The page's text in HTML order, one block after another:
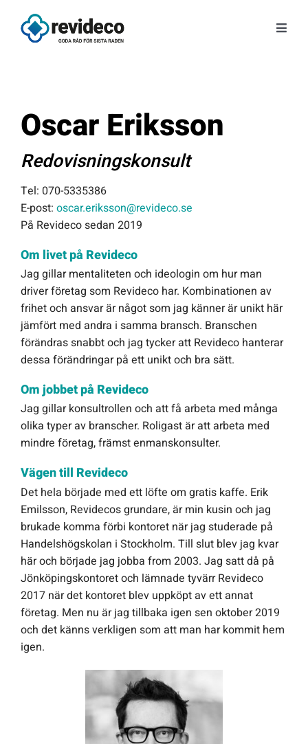
innehållet
Om oss
Tips & Nyheter
Gratis kunskap
Kontakt
Fråga Astrid
Offert Direkt
Logga in
Oscar Eriksson
Redovisningskonsult
Tel: 070-5335386
E-post: oscar.eriksson@revideco.se
På Revideco sedan 2019
Om livet på Revideco
Jag gillar mentaliteten och ideologin om hur man
driver företag som Revideco har. Kombinationen av
frihet och ansvar är något som jag känner är unikt här
jämfört med andra i samma bransch. Branschen
förändras snabbt och jag tycker att Revideco hanterar
dessa förändringar på ett unikt och bra sätt.
Om jobbet på Revideco
Jag gillar konsultrollen och att få arbeta med många
olika typer av branscher. Roligast är att arbeta med
mindre företag, främst enmanskonsulter.
Vägen till Revideco
Det hela började med ett löfte om gratis kaffe. Erik
Emilsson, Revidecos grundare, är min kusin och jag
brukade komma förbi kontoret när jag studerade på
Handelshögskolan i Stockholm. Till slut blev jag kvar
här och började jag jobba from 2003. Jag satt då på
Jönköpingskontoret och lämnade tyvärr Revideco
2017 när det kontoret blev uppköpt av ett annat
företag. Men nu är jag tillbaka igen sen oktober 2019
och det känns verkligen som att man har kommit hem
igen.